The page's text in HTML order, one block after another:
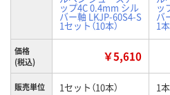
ップ4C 0.4mm シル
バー軸 LKJP-60S4-S
1セット（10本）
ッ
バ
1本
価格
(税込)
￥5,610
販売単位 1セット（10本） 1本